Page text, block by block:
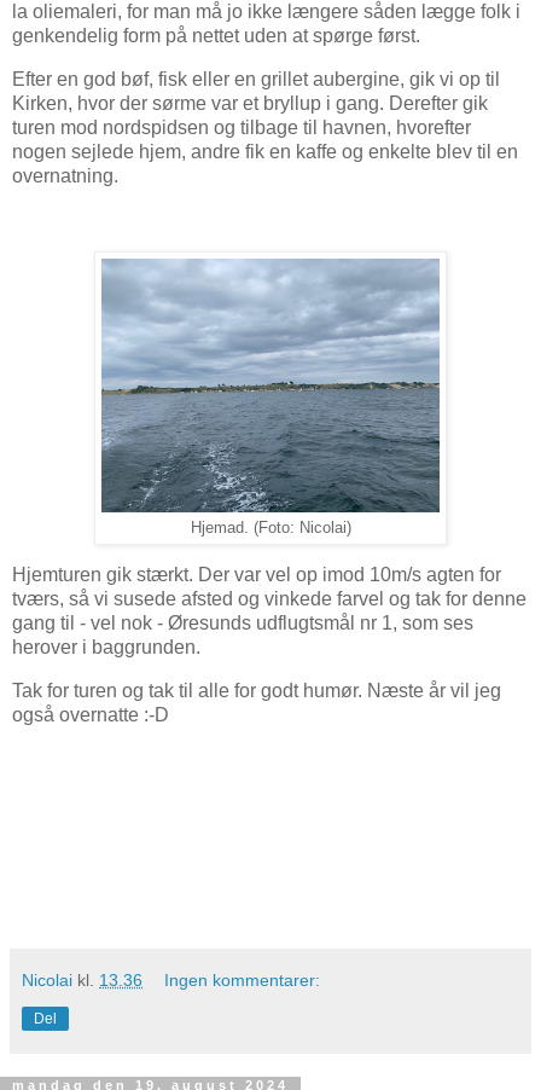
la oliemaleri, for man må jo ikke længere såden lægge folk i
genkendelig form på nettet uden at spørge først.
Efter en god bøf, fisk eller en grillet aubergine, gik vi op til
Kirken, hvor der sørme var et bryllup i gang. Derefter gik
turen mod nordspidsen og tilbage til havnen, hvorefter
nogen sejlede hjem, andre fik en kaffe og enkelte blev til en
overnatning.
Hjemad. (Foto: Nicolai)
Hjemturen gik stærkt. Der var vel op imod 10m/s agten for
tværs, så vi susede afsted og vinkede farvel og tak for denne
gang til - vel nok - Øresunds udflugtsmål nr 1, som ses
herover i baggrunden.
Tak for turen og tak til alle for godt humør. Næste år vil jeg
også overnatte :-D
Nicolai kl. 13.36 Ingen kommentarer:
Del
mandag den 19. august 2024